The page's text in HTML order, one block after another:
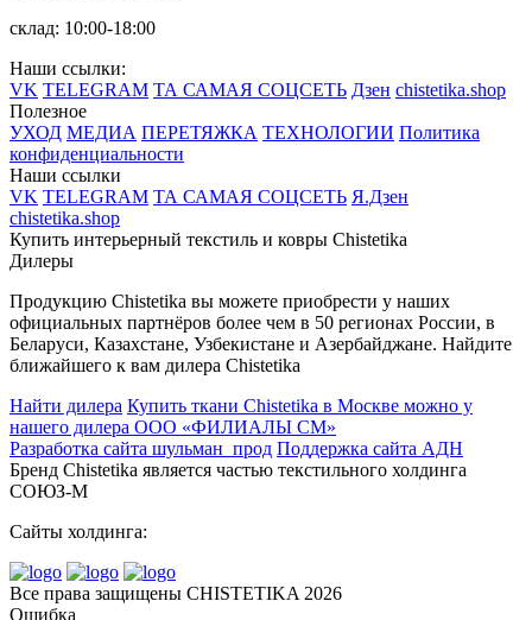
склад: 10:00-18:00
Наши ссылки:
VK TELEGRAM ТА САМАЯ СОЦСЕТЬ Дзен chistetika.shop
Полезное
УХОД МЕДИА ПЕРЕТЯЖКА ТЕХНОЛОГИИ Политика
конфиденциальности
Наши ссылки
VK TELEGRAM ТА САМАЯ СОЦСЕТЬ Я.Дзен
chistetika.shop
Купить интерьерный текстиль и ковры Chistetika
Дилеры
Продукцию Chistetika вы можете приобрести у наших
официальных партнёров более чем в 50 регионах России, в
Беларуси, Казахстане, Узбекистане и Азербайджане. Найдите
ближайшего к вам дилера Chistetika
Найти дилера Купить ткани Chistetika в Москве можно у
нашего дилера ООО «ФИЛИАЛЫ СМ»
Разработка сайта шульман_прод Поддержка сайта АДН
Бренд Chistetika является частью текстильного холдинга
СОЮЗ-М
Cайты холдинга:
Все права защищены CHISTETIKA 2026
Ошибка